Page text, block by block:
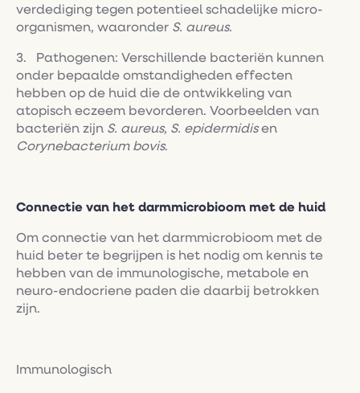
verdediging tegen potentieel schadelijke micro-
organismen, waaronder S. aureus.
3. Pathogenen: Verschillende bacteriën kunnen
onder bepaalde omstandigheden effecten
hebben op de huid die de ontwikkeling van
atopisch eczeem bevorderen. Voorbeelden van
bacteriën zijn S. aureus, S. epidermidisen
Corynebacterium bovis.
Connectie van het darmmicrobioom met de huid
Om connectie van het darmmicrobioom met de
huid beter te begrijpen is het nodig om kennis te
hebben van de immunologische, metabole en
neuro-endocriene paden die daarbij betrokken
zijn.
Immunologisch